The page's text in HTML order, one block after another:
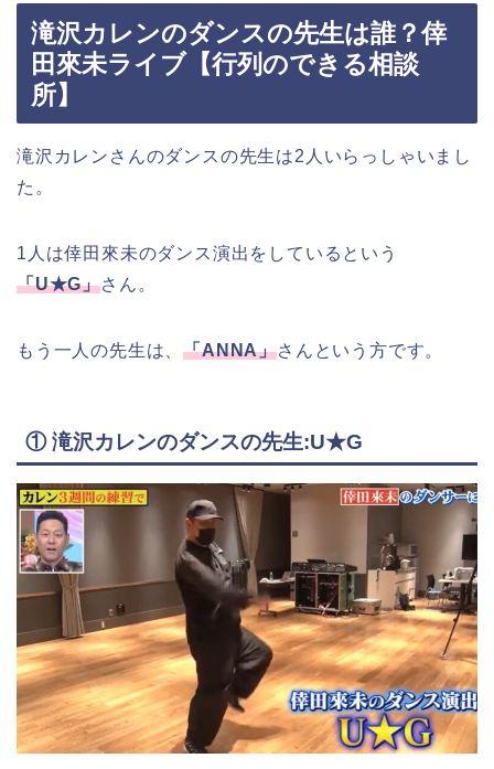
滝沢カレンのダンスの先生は誰？倖
田來未ライブ【行列のできる相談
所】
滝沢カレンさんのダンスの先生は2人いらっしゃいまし
た。
1人は倖田來未のダンス演出をしているという
「U★G」さん。
もう一人の先生は、「ANNA」さんという方です。
① 滝沢カレンのダンスの先生:U★G